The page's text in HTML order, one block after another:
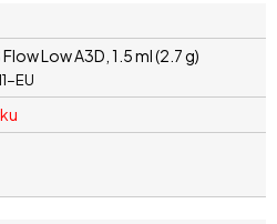
Low A3D, 1.5 ml (2.7 g)
EU